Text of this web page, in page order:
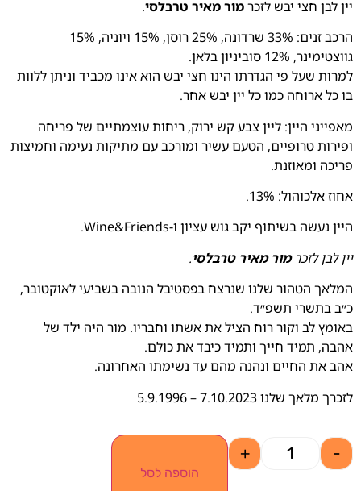
יין לבן חצי יבש לזכרמור מאיר טרבלסי.
הרכב זנים: 33% שרדונה, 25% רוסן, 15% ויוניה, 15%
גווצטימינר, 12% סוביניון בלאן.
למרות שעל פי הגדרתו הינו חצי יבש הוא אינו מכביד וניתן ללוות
בו כל ארוחה כמו כל יין יבש אחר.
מאפייני היין: ליין צבע קש ירוק, ריחות עוצמתיים של פריחה
ופירות טרופיים, הטעם עשיר ומורכב עם מתיקות נעימה וחמיצות
פריכה ומאוזנת.
אחוז אלכוהול: 13%.
היין נעשה בשיתוף יקב גוש עציון ו-Wine&Friends.
יין לבן לזכרמור מאיר טרבלסי.
המלאך הטהור שלנו שנרצח בפסטיבל הנובה בשביעי לאוקטובר,
כ״ב בתשרי תשפ״ד.
באומץ לב וקור רוח הציל את אשתו וחבריו. מור היה ילד של
אהבה, תמיד חייך ותמיד כיבד את כולם.
אהב את החיים ונהנה מהם עד נשימתו האחרונה.
לזכרך מלאך שלנו 7.10.2023 – 5.9.1996
-
+
הוספה לסל